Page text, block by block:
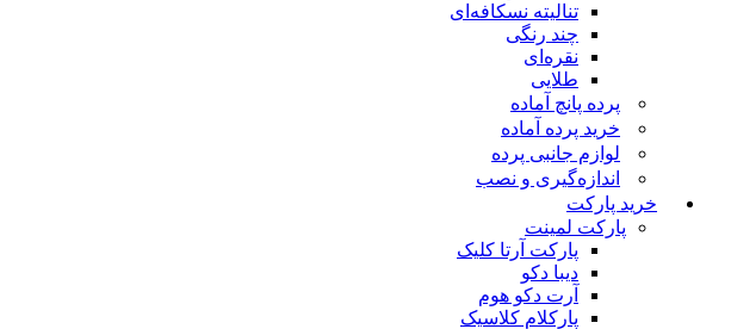
تنالیته نسکافه‌ای
چند رنگی
نقره‌ای
طلایی
پرده پانچ آماده
خرید پرده آماده
لوازم جانبی پرده
اندازه‌گیری و نصب
خرید پارکت
پارکت لمینت
پارکت آرتا کلیک
دیبا دکو
آرت دکو هوم
پارکلام کلاسیک